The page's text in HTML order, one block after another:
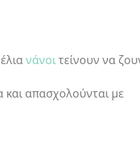
νάνοιτείνουν να
και απασχολούνται με